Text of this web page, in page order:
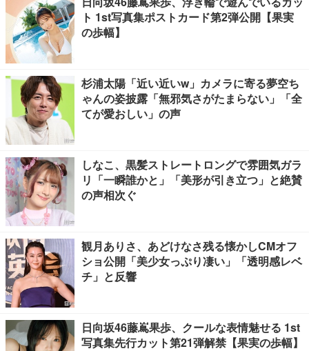
ト 1st写真集ポストカード第2弾公開【果実
の歩幅】
杉浦太陽「近い近いw」カメラに寄る夢空ち
ゃんの姿披露「無邪気さがたまらない」「全
てが愛おしい」の声
しなこ、黒髪ストレートロングで雰囲気ガラ
リ「一瞬誰かと」「美形が引き立つ」と絶賛
の声相次ぐ
観月ありさ、あどけなさ残る懐かしCMオフ
ショ公開「美少女っぷり凄い」「透明感レベ
チ」と反響
日向坂46藤嶌果歩、クールな表情魅せる 1st
写真集先行カット第21弾解禁【果実の歩幅】